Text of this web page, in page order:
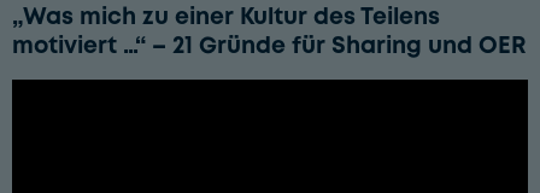
„Was mich zu einer Kultur des Teilens
motiviert …“ – 21 Gründe für Sharing und OER